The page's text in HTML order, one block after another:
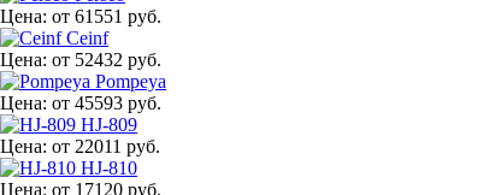
Цена: от 61551 руб.
Ceinf
Цена: от 52432 руб.
Pompeya
Цена: от 45593 руб.
HJ-809
Цена: от 22011 руб.
HJ-810
Цена: от 17120 руб.